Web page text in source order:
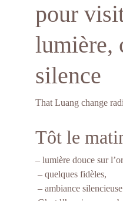
pour
lumière,
silence
That Luang change
Tôt le
– lumière douce sur
– quelques fidèles,
– ambiance